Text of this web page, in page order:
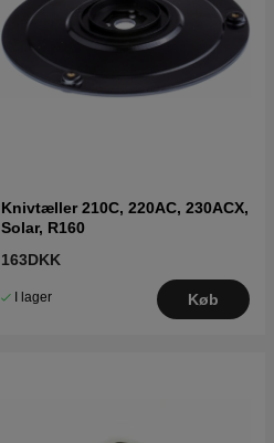
Knivtæller 210C, 220AC, 230ACX,
Solar, R160
163DKK
I lager Køb